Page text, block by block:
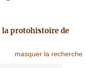
la protohistoire de
masquer la recherche